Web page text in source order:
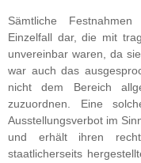
Sämtliche
Einzelfall dar, die mit
unvereinbar waren, da
war auch das
nicht dem Bereich
zuzuordnen. Eine
Ausstellungsverbot im
und erhält ihren
staatlicherseits